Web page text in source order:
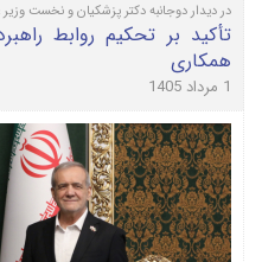
در دیدار دوجانبه دکتر پزشکیان و نخست
تأکید بر تحکیم روابط
همکاری
1 مرداد 1405